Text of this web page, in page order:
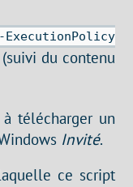
(suivi du contenu
télécharger un
Invité.
ce script